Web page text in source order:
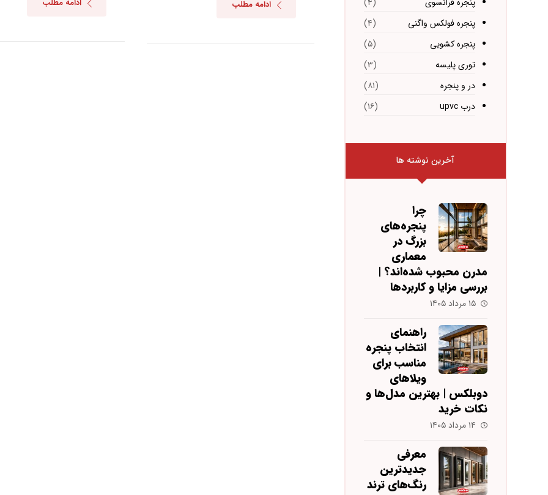
ادامه مطلب ادامه مطلب
(۴)
پنجره فولکس واگنی
(۴)
پنجره کشویی
(۵)
توری پلیسه
(۳)
در و پنجره
(۸۱)
درب upvc
(۱۶)
آخرین نوشته ها
چرا
پنجره‌های
بزرگ در
معماری
مدرن محبوب شده‌اند؟ |
بررسی مزایا و کاربردها
۱۵ مرداد ۱۴۰۵
راهنمای
انتخاب پنجره
مناسب برای
ویلاهای
دوبلکس | بهترین مدل‌ها و
نکات خرید
۱۴ مرداد ۱۴۰۵
معرفی
جدیدترین
رنگ‌های ترند